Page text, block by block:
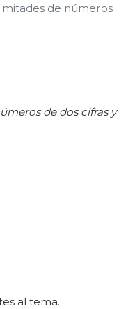
mitades de números
de dos cifras y
al tema.